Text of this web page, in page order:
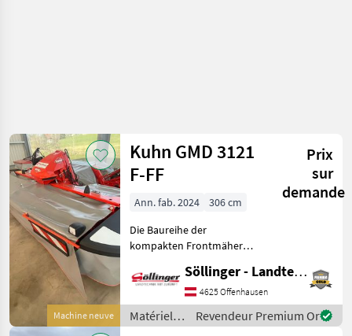
Machine neuve
Kuhn GMD 3121
F-FF
Prix
sur
demande
Ann. fab. 2024
306 cm
Die Baureihe der
kompakten Frontmäher
Serie 1021 F Zuwachs.
Durch die kompakten
Abmessungen und ihr
geringes Gewicht sind sie
Söllinger - Landtechnik GmbH
4625 Offenhausen
Matériels
de
Revendeur Premium Or